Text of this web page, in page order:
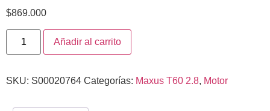
$869.000
Añadir al carrito
SKU: S00020764 Categorías: Maxus T60 2.8, Motor